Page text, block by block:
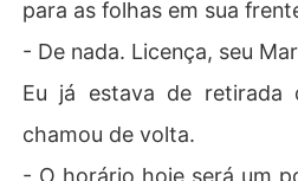
para as folhas em sua
- De nada. Licença, seu
Eu já estava de retirada
chamou de volta.
- O horário hoje será um